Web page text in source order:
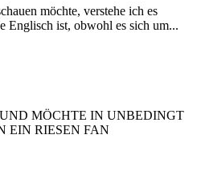
möchte, verstehe ich es
Englisch ist, obwohl es sich um...
MÖCHTE IN UNBEDINGT
EIN RIESEN FAN